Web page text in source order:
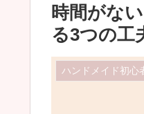
時間がな
る3つの工
ハンドメイド初心